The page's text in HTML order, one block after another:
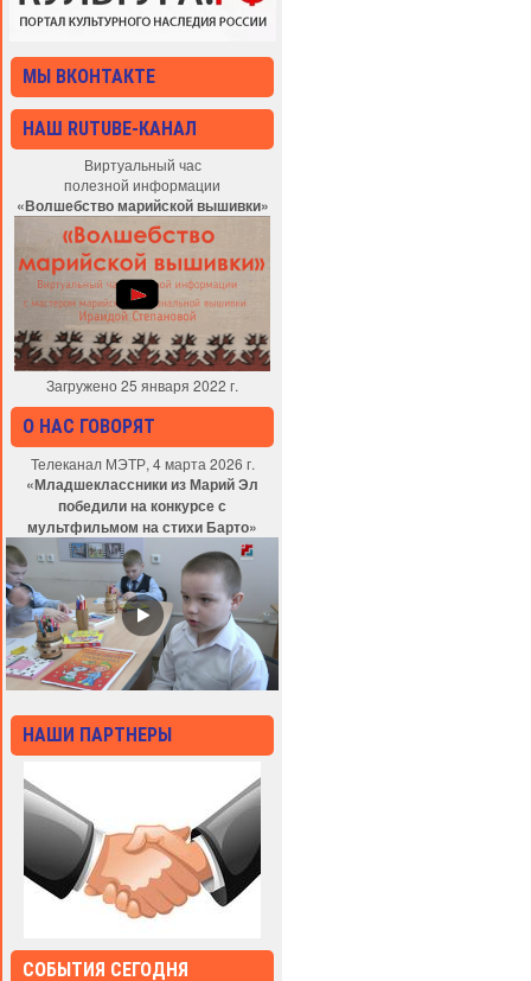
МЫ ВКОНТАКТЕ
НАШ RUTUBE-КАНАЛ
Виртуальный час
полезной информации
«Волшебство марийской вышивки»
Загружено 25 января 2022 г.
О НАС ГОВОРЯТ
Телеканал МЭТР, 4 марта 2026 г.
«Младшеклассники из Марий Эл
победили на конкурсе с
мультфильмом на стихи Барто»
НАШИ ПАРТНЕРЫ
СОБЫТИЯ СЕГОДНЯ